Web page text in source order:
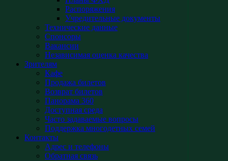
Распоряжения
Учредительные документы
Технические данные
Спонсоры
Вакансии
Независимая оценка качества
Зрителям
Кафе
Продажа билетов
Возврат билетов
Панорама 360
Доступная среда
Часто задаваемые вопросы
Поддержка многодетных семей
Контакты
Адрес и телефоны
Обратная связь